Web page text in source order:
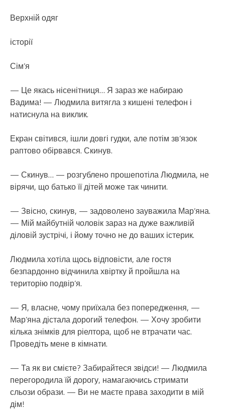
Верхній одяг
історії
Сім’я
— Це якась нісенітниця… Я зараз же набираю
Вадима! — Людмила витягла з кишені телефон і
натиснула на виклик.
Екран світився, ішли довгі гудки, але потім зв’язок
раптово обірвався. Скинув.
— Скинув… — розгублено прошепотіла Людмила, не
вірячи, що батько її дітей може так чинити.
— Звісно, скинув, — задоволено зауважила Мар’яна.
— Мій майбутній чоловік зараз на дуже важливій
діловій зустрічі, і йому точно не до ваших істерик.
Людмила хотіла щось відповісти, але гостя
безпардонно відчинила хвіртку й пройшла на
територію подвір’я.
— Я, власне, чому приїхала без попередження, —
Мар’яна дістала дорогий телефон. — Хочу зробити
кілька знімків для ріелтора, щоб не втрачати час.
Проведіть мене в кімнати.
— Та як ви смієте? Забирайтеся звідси! — Людмила
перегородила їй дорогу, намагаючись стримати
сльози образи. — Ви не маєте права заходити в мій
дім!